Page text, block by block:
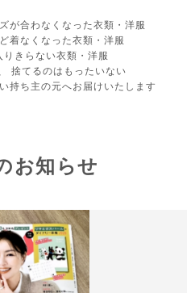
が合わなくなった衣類・洋服
着なくなった衣類・洋服
りきらない衣類・洋服
捨てるのはもったいない
持ち主の元へお届けいたします
お知らせ